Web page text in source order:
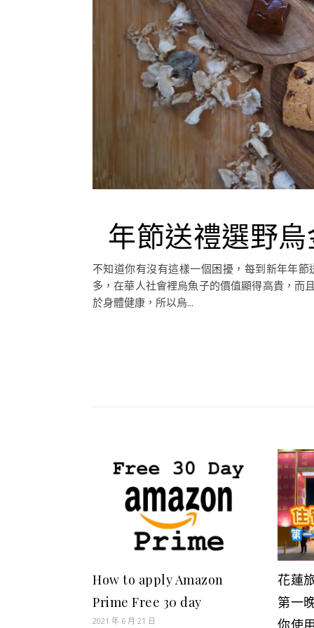
年節送禮選野
不知道你有沒有這樣一個困擾，每到新年年
多，在華人社會裡烏魚子的價值顯得高貴，而
於身體健康，所以烏...
How to apply Amazon
Prime Free 30 day
2021 年 6 月 21 日
花蓮
第一
你使